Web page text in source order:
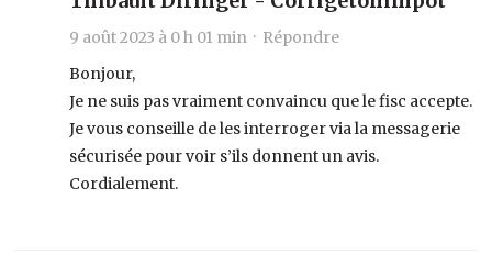
9 août 2023 à 0 h 01 min · Répondre
Bonjour,
Je ne suis pas vraiment convaincu que le fisc accepte.
Je vous conseille de les interroger via la messagerie
sécurisée pour voir s’ils donnent un avis.
Cordialement.